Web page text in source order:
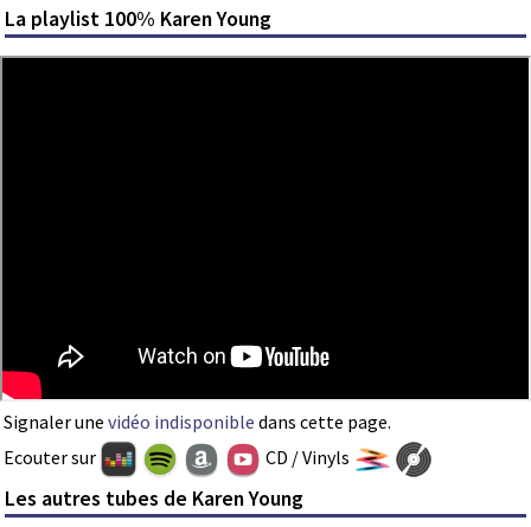
La playlist 100% Karen Young
Signaler une vidéo indisponible dans cette page.
Ecouter sur
CD / Vinyls
Les autres tubes de Karen Young